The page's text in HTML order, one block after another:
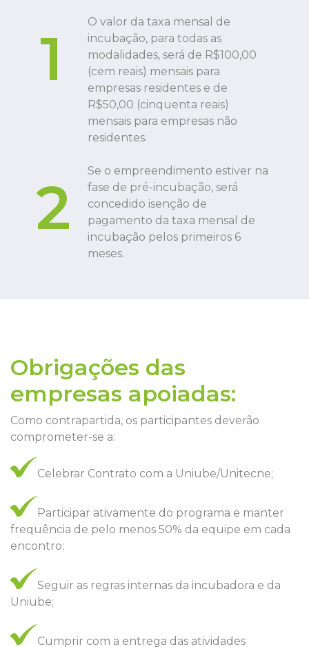
1
O valor da taxa mensal de
incubação, para todas as
modalidades, será de R$100,00
(cem reais) mensais para
empresas residentes e de
R$50,00 (cinquenta reais)
mensais para empresas não
residentes.
2
Se o empreendimento estiver na
fase de pré-incubação, será
concedido isenção de
pagamento da taxa mensal de
incubação pelos primeiros 6
meses.
Obrigações das
empresas apoiadas:
Como contrapartida, os participantes deverão
comprometer-se a:
Celebrar Contrato com a Uniube/Unitecne;
Participar ativamente do programa e manter
frequência de pelo menos 50% da equipe em cada
encontro;
Seguir as regras internas da incubadora e da
Uniube;
Cumprir com a entrega das atividades